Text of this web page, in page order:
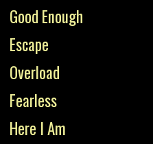
Good Enough
Escape
Overload
Fearless
Here I Am